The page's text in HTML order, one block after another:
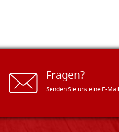
Fragen?
Senden Sie uns eine E-Mail